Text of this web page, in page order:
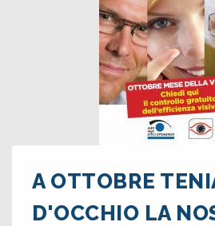
A OTTOBRE
D'OCCHIO LA